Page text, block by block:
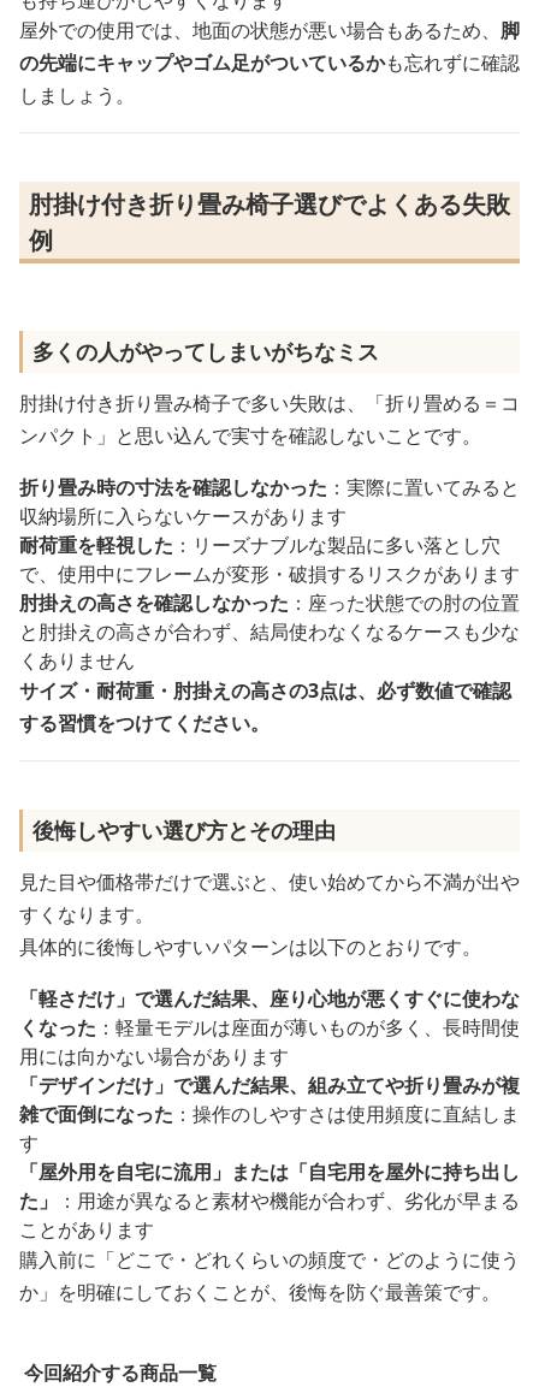
屋外での使用では、地面の状態が悪い場合もあるため、 脚
の先端にキャップやゴム足がついているかも忘れずに確認
しましょう。
肘掛け付き折り畳み椅子選びでよくある失敗
例
多くの人がやってしまいがちなミス
肘掛け付き折り畳み椅子で多い失敗は、「折り畳める＝コ
ンパクト」と思い込んで実寸を確認しないことです。
折り畳み時の寸法を確認しなかった ：実際に置いてみると
収納場所に入らないケースがあります
耐荷重を軽視した ：リーズナブルな製品に多い落とし穴
で、使用中にフレームが変形・破損するリスクがあります
肘掛えの高さを確認しなかった ：座った状態での肘の位置
と肘掛えの高さが合わず、結局使わなくなるケースも少な
くありません
サイズ・耐荷重・肘掛えの高さの3点は、必ず数値で確認
する習慣をつけてください。
後悔しやすい選び方とその理由
見た目や価格帯だけで選ぶと、使い始めてから不満が出や
すくなります。
具体的に後悔しやすいパターンは以下のとおりです。
「軽さだけ」で選んだ結果、座り心地が悪くすぐに使わな
くなった ：軽量モデルは座面が薄いものが多く、長時間使
用には向かない場合があります
「デザインだけ」で選んだ結果、組み立てや折り畳みが複
雑で面倒になった ：操作のしやすさは使用頻度に直結しま
す
「屋外用を自宅に流用」または「自宅用を屋外に持ち出し
た」
：用途が異なると素材や機能が合わず、劣化が早まる
ことがあります
購入前に「どこで・どれくらいの頻度で・どのように使う
か」を明確にしておくことが、後悔を防ぐ最善策です。
今回紹介する商品一覧